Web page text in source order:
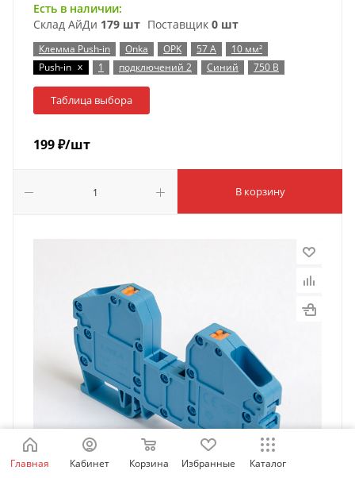
Есть в наличии:
Склад АйДи 179 шт Поставщик 0 шт
Клемма Push-in Onka OPK 57 А
10 мм²
Push-in x 1 подключений 2 Синий 750 В
Таблица выбора
199₽/шт
В корзину
Главная Кабинет Корзина Избранные Каталог